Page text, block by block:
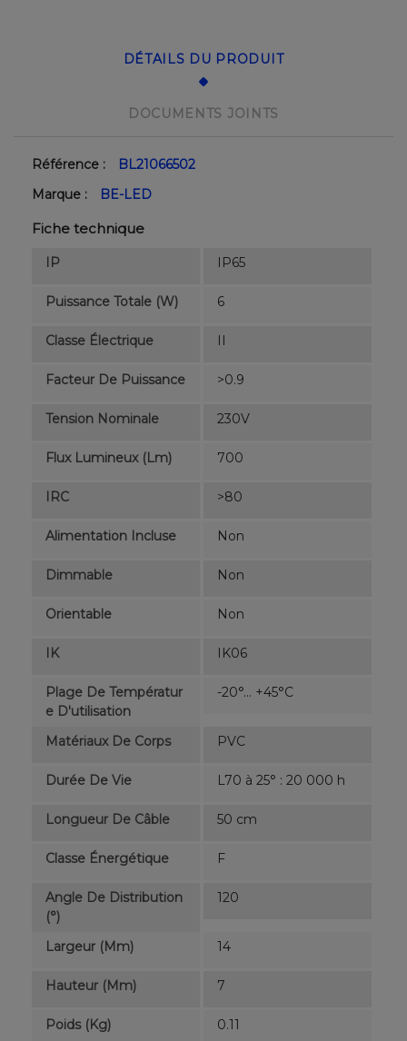
DÉTAILS DU PRODUIT
DOCUMENTS JOINTS
Référence :
BL21066502
Marque :
BE-LED
Fiche technique
IP IP65
Puissance Totale (W) 6
Classe Électrique II
Facteur De Puissance >0.9
Tension Nominale 230V
Flux Lumineux (lm) 700
IRC >80
Alimentation Incluse Non
Dimmable Non
Orientable Non
IK IK06
Plage De Températur
E D'utilisation
-20°... +45°C
Matériaux De Corps PVC
Durée De Vie L70 à 25° : 20 000 h
Longueur De Câble 50 cm
Classe Énergétique F
Angle De Distribution
(°)
120
Largeur (mm) 14
Hauteur (mm) 7
Poids (kg) 0.11